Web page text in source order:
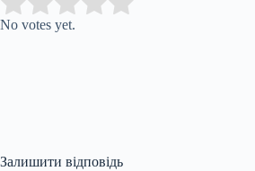
Rate this item:
No votes yet.
Залишити відповідь